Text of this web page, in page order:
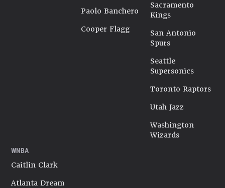
Paolo Banchero
Cooper Flagg
Sacramento
Kings
San Antonio
Spurs
Seattle
Supersonics
Toronto Raptors
Utah Jazz
Washington
Wizards
WNBA
Caitlin Clark
Atlanta Dream